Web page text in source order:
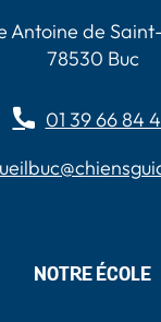
Antoine de
78530 Buc
01 39 66 84
NOTRE ÉCOLE